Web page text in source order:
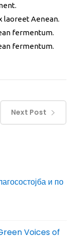
laoreet Aenean.
fermentum.
fermentum.
Next Post
и по
Voices of